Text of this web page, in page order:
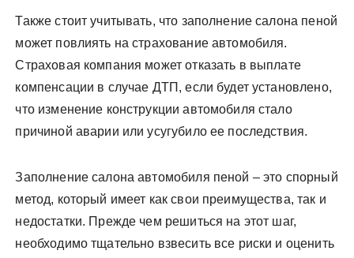
Также стоит учитывать, что заполнение салона пеной
может повлиять на страхование автомобиля.
Страховая компания может отказать в выплате
компенсации в случае ДТП, если будет установлено,
что изменение конструкции автомобиля стало
причиной аварии или усугубило ее последствия.
Заполнение салона автомобиля пеной – это спорный
метод, который имеет как свои преимущества, так и
недостатки. Прежде чем решиться на этот шаг,
необходимо тщательно взвесить все риски и оценить